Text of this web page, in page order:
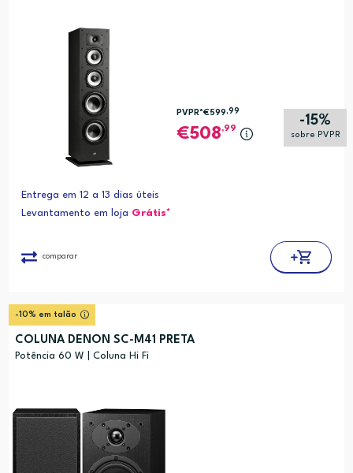
-15%
sobre PVPR
PVPR*€599 ,99
508,99
Entrega em 12 a 13 dias úteis
Levantamento em loja Grátis*
comparar
-10% em talão
COLUNA DENON SC-M41 PRETA
Potência 60 W | Coluna Hi Fi